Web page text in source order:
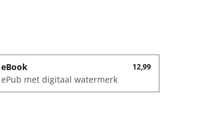
eBook 12,99
ePub met digitaal watermerk